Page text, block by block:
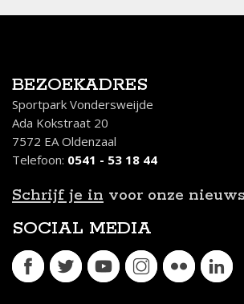
BEZOEKADRES
Sportpark Vondersweijde
Ada Kokstraat 20
7572 EA Oldenzaal
Telefoon: 0541 - 53 18 44
Schrijf je in voor onze
SOCIAL MEDIA